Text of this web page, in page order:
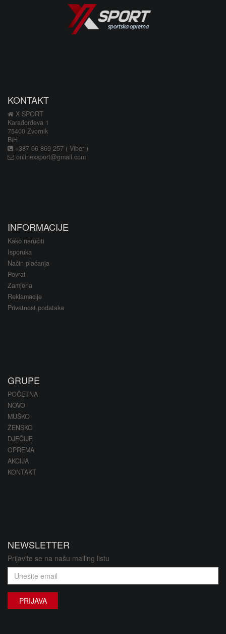
KONTAKT
X SPORT
Karađorđeva 1
75400 Zvornik
BiH
+387 66 869 257 ( Viber )
onlinexsport@gmail.com
INFORMACIJE
Kako naručiti
Isporuka
Način plaćanja
Povrat
Zamjena
Reklamacije
Privatnost podataka
GRUPE
POČETNA
NOVO
MUŠKO
ŽENSKO
DJEČIJE
OPREMA
AKCIJA
KONTAKT
NEWSLETTER
Prijavite se na našu mailing listu
PRIJAVA